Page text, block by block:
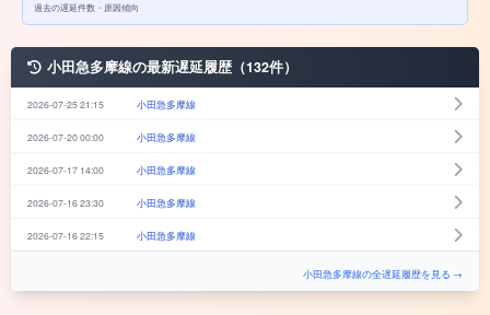
過去の遅延件数・原因傾向
小田急多摩線の最新遅延履歴（132件）
2026-07-25 21:15 小田急多摩線
2026-07-20 00:00 小田急多摩線
2026-07-17 14:00 小田急多摩線
2026-07-16 23:30 小田急多摩線
2026-07-16 22:15 小田急多摩線
小田急多摩線の全遅延履歴を見る →